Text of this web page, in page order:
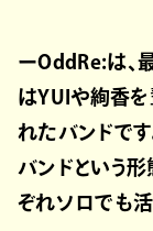
ーOddRe:は、
はYUIや絢香を
れたバンドです
バンドという形
ぞれソロでも